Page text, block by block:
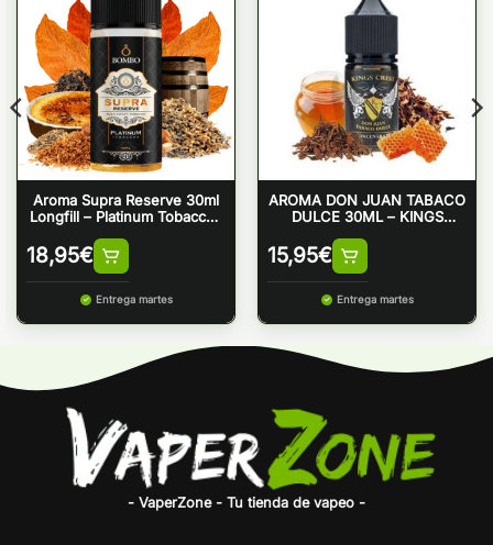
Aroma Supra Reserve 30ml
Longfill – Platinum Tobaccos
18,95€
Entrega martes
AROMA DON JUAN TABACO
DULCE 30ML – KINGS
15,95€
Entrega martes
- VaperZone - Tu tienda de vapeo -